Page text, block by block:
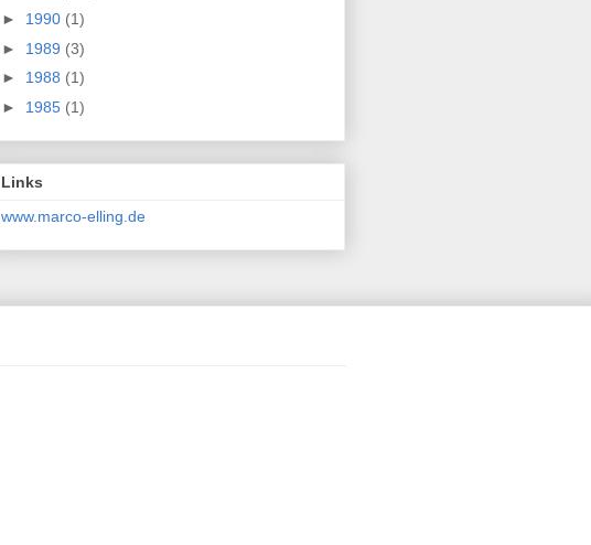
► 1990 (1)
► 1989 (3)
► 1988 (1)
► 1985 (1)
Links
www.marco-elling.de